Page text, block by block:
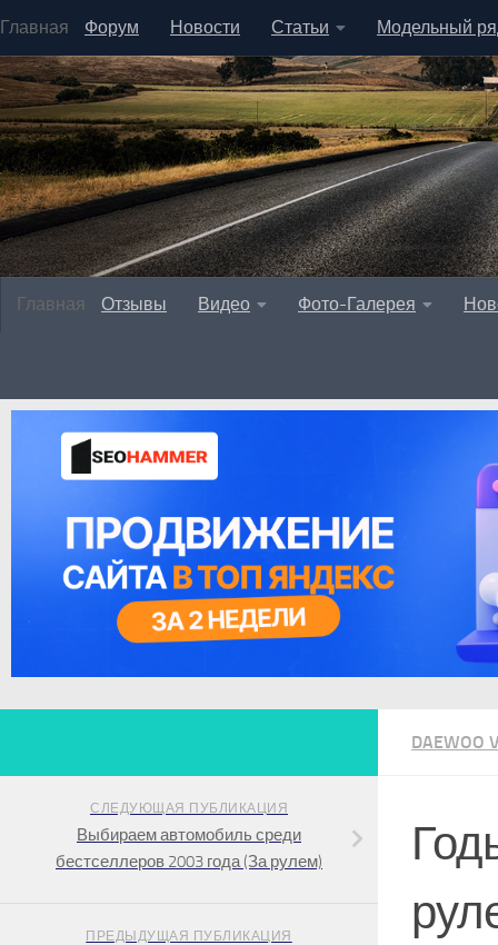
Главная Форум Новости Статьи Модельный
Главная Отзывы Видео Фото-Галерея
DAEWOO
СЛЕДУЮЩАЯ ПУБЛИКАЦИЯ
Выбираем автомобиль среди
бестселлеров 2003 года (За рулем)
ПРЕДЫДУЩАЯ ПУБЛИКАЦИЯ